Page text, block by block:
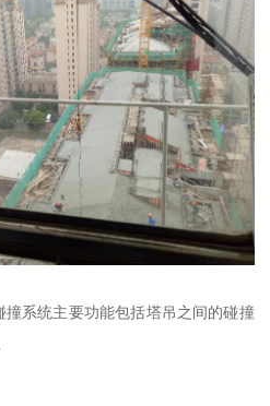
撞系统主要功能包括塔吊之间的碰撞